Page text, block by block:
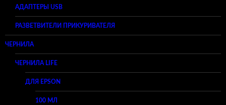
АДАПТЕРЫ USB
РАЗВЕТВИТЕЛИ ПРИКУРИВАТЕЛЯ
ЧЕРНИЛА
ЧЕРНИЛА LIFE
ДЛЯ EPSON
100 МЛ